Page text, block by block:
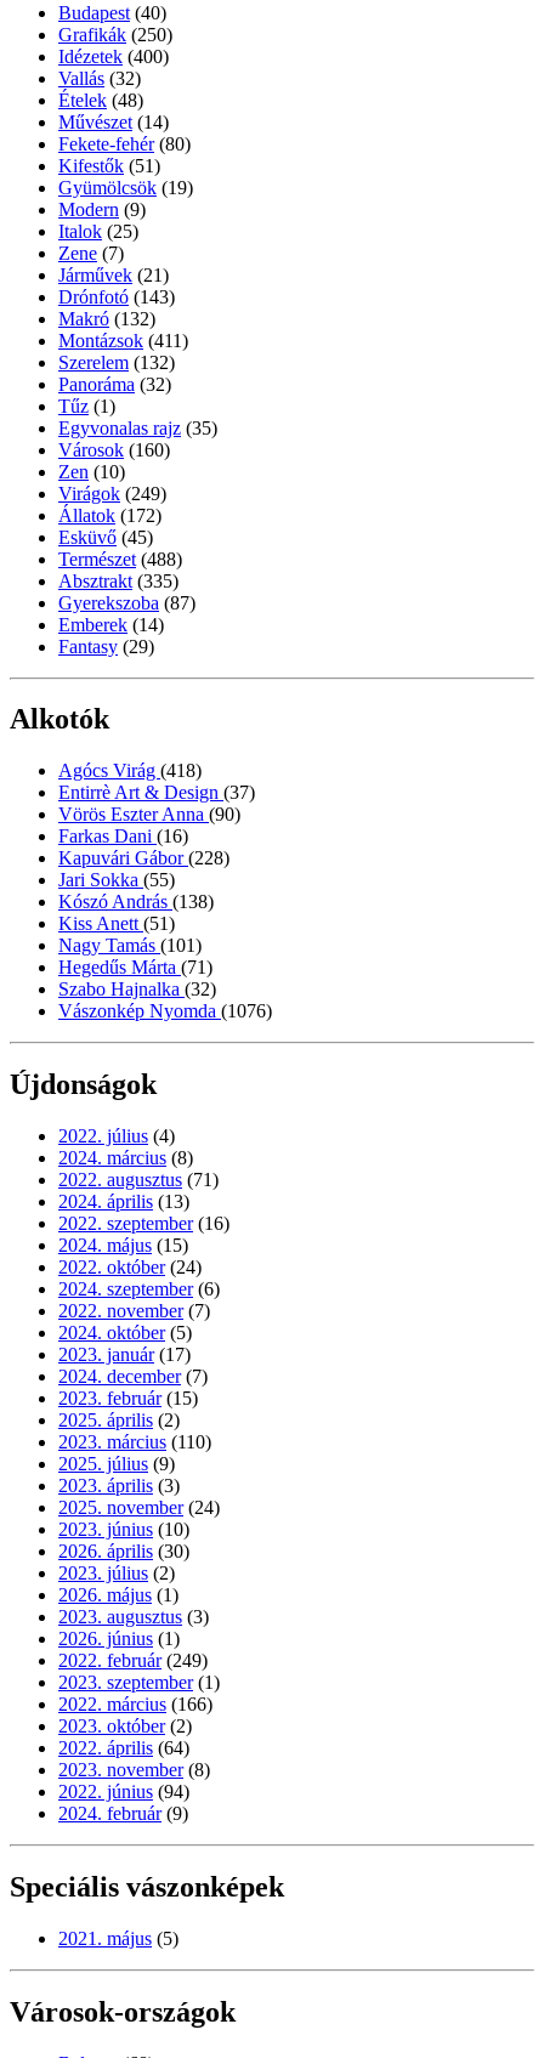
Budapest (40)
Grafikák (250)
Idézetek (400)
Vallás (32)
Ételek (48)
Művészet (14)
Fekete-fehér (80)
Kifestők (51)
Gyümölcsök (19)
Modern (9)
Italok (25)
Zene (7)
Járművek (21)
Drónfotó (143)
Makró (132)
Montázsok (411)
Szerelem (132)
Panoráma (32)
Tűz (1)
Egyvonalas rajz (35)
Városok (160)
Zen (10)
Virágok (249)
Állatok (172)
Esküvő (45)
Természet (488)
Absztrakt (335)
Gyerekszoba (87)
Emberek (14)
Fantasy (29)
Alkotók
Agócs Virág (418)
Entirrè Art & Design (37)
Vörös Eszter Anna (90)
Farkas Dani (16)
Kapuvári Gábor(228)
Jari Sokka (55)
Kószó András (138)
Kiss Anett (51)
Nagy Tamás (101)
Hegedűs Márta (71)
Szabo Hajnalka (32)
Vászonkép Nyomda (1076)
Újdonságok
2022. július (4)
2024. március (8)
2022. augusztus (71)
2024. április (13)
2022. szeptember (16)
2024. május (15)
2022. október (24)
2024. szeptember (6)
2022. november (7)
2024. október (5)
2023. január (17)
2024. december (7)
2023. február (15)
2025. április (2)
2023. március (110)
2025. július (9)
2023. április (3)
2025. november (24)
2023. június (10)
2026. április (30)
2023. július (2)
2026. május (1)
2023. augusztus (3)
2026. június (1)
2022. február (249)
2023. szeptember (1)
2022. március (166)
2023. október (2)
2022. április (64)
2023. november (8)
2022. június (94)
2024. február (9)
Speciális vászonképek
2021. május (5)
Városok-országok